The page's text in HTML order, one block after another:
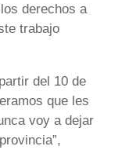
derechos a
trabajo
del 10 de
que les
voy a dejar